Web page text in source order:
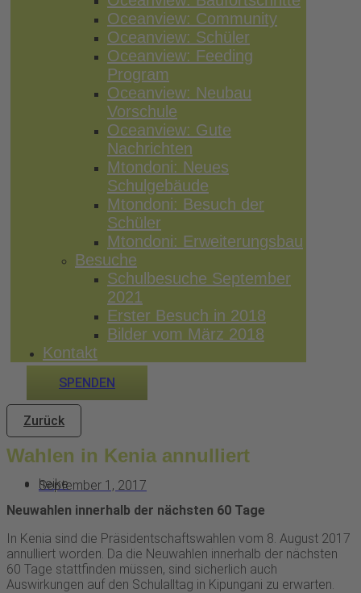
Oceanview: Community
Oceanview: Schüler
Oceanview: Feeding
Program
Oceanview: Neubau
Vorschule
Oceanview: Gute
Nachrichten
Mtondoni: Neues
Schulgebäude
Mtondoni: Besuch der
Schüler
Mtondoni: Erweiterungsbau
Besuche
Schulbesuche September
2021
Erster Besuch in 2018
Bilder vom März 2018
Kontakt
SPENDEN
Zurück
Wahlen in Kenia annulliert
heike
September 1, 2017
Neuwahlen innerhalb der nächsten 60 Tage
In Kenia sind die Präsidentschaftswahlen vom 8. August 2017
annulliert worden. Da die Neuwahlen innerhalb der nächsten
60 Tage stattfinden müssen, sind sicherlich auch
Auswirkungen auf den Schulalltag in Kipungani zu erwarten.